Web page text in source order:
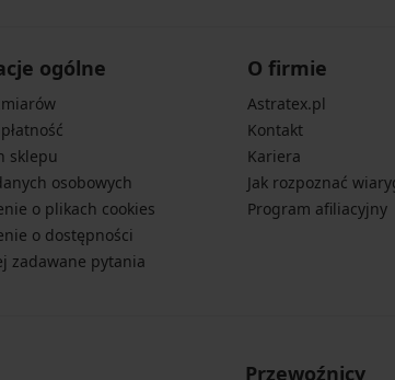
ogólne
sklepu
osobowych
o plikach cookies
o dostępności
zadawane pytania
O firmie
Astratex.pl
Kontakt
Kariera
Jak rozpoznać
Program afiliacyjny
Przewoźnicy